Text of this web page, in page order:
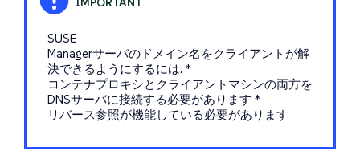
SUSE
Managerサーバのドメイン名をクライアントが解
決できるようにするには: *
コンテナプロキシとクライアントマシンの両方を
DNSサーバに接続する必要があります *
リバース参照が機能している必要があります